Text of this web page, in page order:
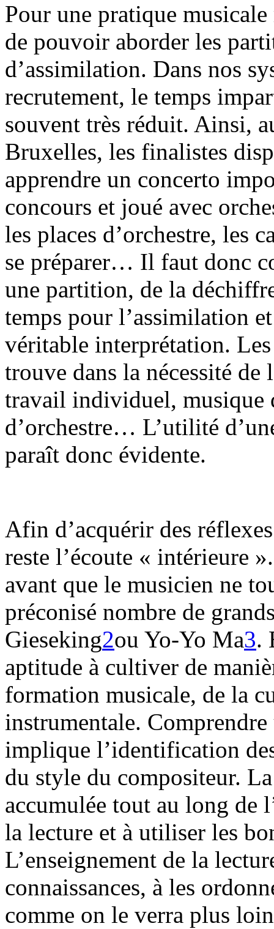
Pour une pratique
de pouvoir aborder les
d’assimilation. Dans nos
recrutement, le temps
souvent très réduit. Ainsi,
Bruxelles, les finalistes
apprendre un concerto
concours et joué avec
les places d’orchestre, les
se préparer… Il faut donc
une partition, de la
temps pour l’assimilation
véritable interprétation.
trouve dans la nécessité
travail individuel, musique
d’orchestre… L’utilité
paraît donc évidente.
Afin d’acquérir des
reste l’écoute « intérieure
avant que le musicien ne
préconisé nombre de
Gieseking2ou Yo-Yo Ma3.
aptitude à cultiver de
formation musicale, de la
instrumentale.
implique l’identification
du style du compositeur.
accumulée tout au long de
la lecture et à utiliser les
L’enseignement de la
connaissances, à les
comme on le verra plus